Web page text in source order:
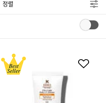
정렬
FILTER MENU